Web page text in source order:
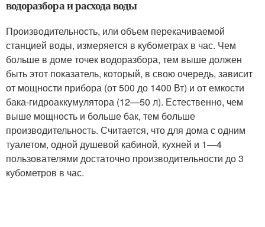
водоразбора и расхода воды
Производительность, или объем перекачиваемой
станцией воды, измеряется в кубометрах в час. Чем
больше в доме точек водоразбора, тем выше должен
быть этот показатель, который, в свою очередь, зависит
от мощности прибора (от 500 до 1400 Вт) и от емкости
бака-гидроаккумулятора (12—50 л). Естественно, чем
выше мощность и больше бак, тем больше
производительность. Считается, что для дома с одним
туалетом, одной душевой кабиной, кухней и 1—4
пользователями достаточно производительности до 3
кубометров в час.